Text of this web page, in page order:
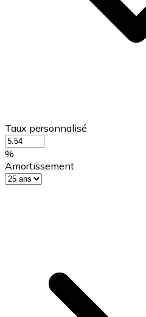
Taux personnalisé
%
Amortissement